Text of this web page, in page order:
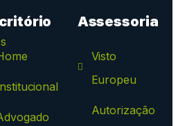
Assessoria
Visto
Europeu
Autorização